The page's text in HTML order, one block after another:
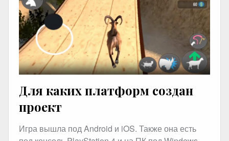
Для каких платформ создан
проект
Игра вышла под Android и iOS. Также она есть